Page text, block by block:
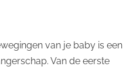
van je baby is een
Van de eerste